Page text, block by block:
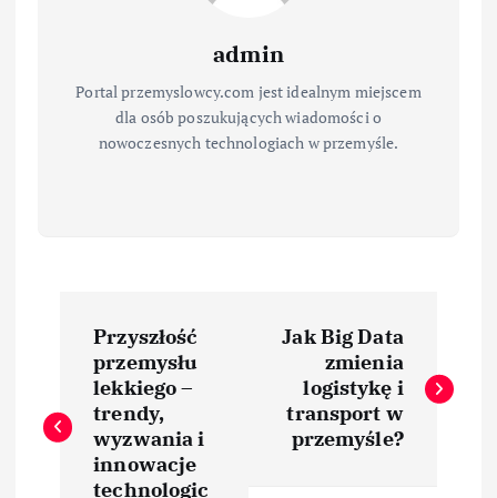
admin
Portal przemyslowcy.com jest idealnym miejscem
dla osób poszukujących wiadomości o
nowoczesnych technologiach w przemyśle.
w
Przyszłość
przemysłu
lekkiego –
trendy,
wyzwania i
innowacje
technologic
Jak Big Data
zmienia
logistykę i
transport w
przemyśle?